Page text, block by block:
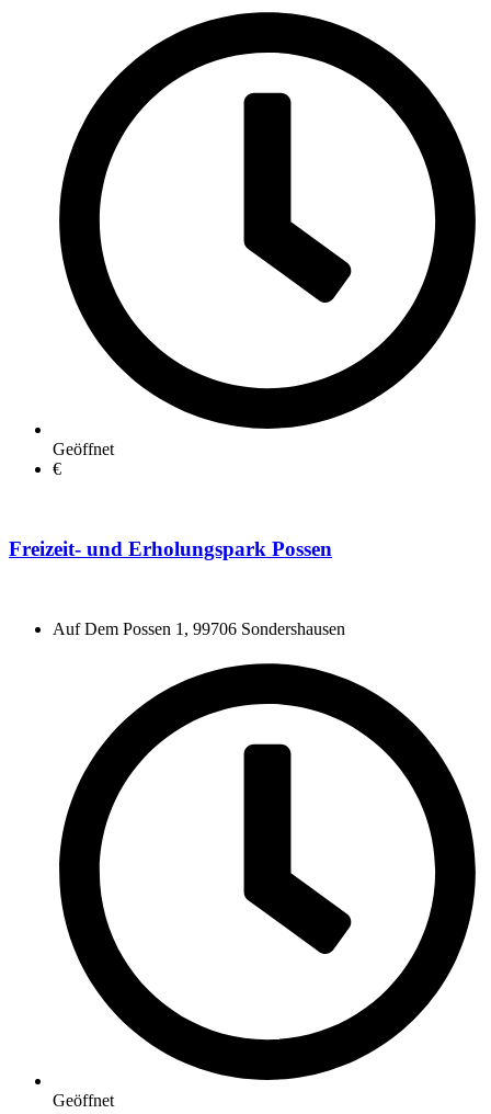
Geöffnet
€
Freizeit- und Erholungspark Possen
Auf Dem Possen 1, 99706 Sondershausen
Geöffnet